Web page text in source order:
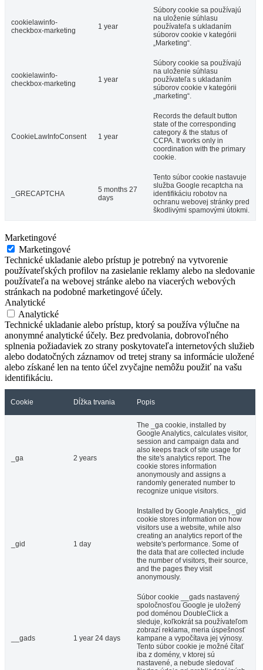
cookielawinfo-
checkbox-marketing
1 year
Súbory cookie sa používajú
na uloženie súhlasu
používateľa s ukladaním
súborov cookie v kategórii
„Marketing“.
cookielawinfo-
checkbox-marketing
1 year
Súbory cookie sa používajú
na uloženie súhlasu
používateľa s ukladaním
súborov cookie v kategórii
„marketing“.
CookieLawInfoConsent 1 year
Records the default button
state of the corresponding
category & the status of
CCPA. It works only in
coordination with the primary
cookie.
_GRECAPTCHA
5 months 27
days
Tento súbor cookie nastavuje
služba Google recaptcha na
identifikáciu robotov na
ochranu webovej stránky pred
škodlivými spamovými útokmi.
Marketingové
Marketingové
Technické ukladanie alebo prístup je potrebný na vytvorenie
používateľských profilov na zasielanie reklamy alebo na sledovanie
používateľa na webovej stránke alebo na viacerých webových
stránkach na podobné marketingové účely.
Analytické
Analytické
Technické ukladanie alebo prístup, ktorý sa používa výlučne na
anonymné analytické účely. Bez predvolania, dobrovoľného
splnenia požiadaviek zo strany poskytovateľa internetových služieb
alebo dodatočných záznamov od tretej strany sa informácie uložené
alebo získané len na tento účel zvyčajne nemôžu použiť na vašu
identifikáciu.
Cookie Dĺžka trvania Popis
_ga 2 years
The _ga cookie, installed by
Google Analytics, calculates visitor,
session and campaign data and
also keeps track of site usage for
the site's analytics report. The
cookie stores information
anonymously and assigns a
randomly generated number to
recognize unique visitors.
_gid 1 day
Installed by Google Analytics, _gid
cookie stores information on how
visitors use a website, while also
creating an analytics report of the
website's performance. Some of
the data that are collected include
the number of visitors, their source,
and the pages they visit
anonymously.
__gads 1 year 24 days
Súbor cookie __gads nastavený
spoločnosťou Google je uložený
pod doménou DoubleClick a
sleduje, koľkokrát sa používateľom
zobrazí reklama, meria úspešnosť
kampane a vypočítava jej výnosy.
Tento súbor cookie je možné čítať
iba z domény, v ktorej sú
nastavené, a nebude sledovať